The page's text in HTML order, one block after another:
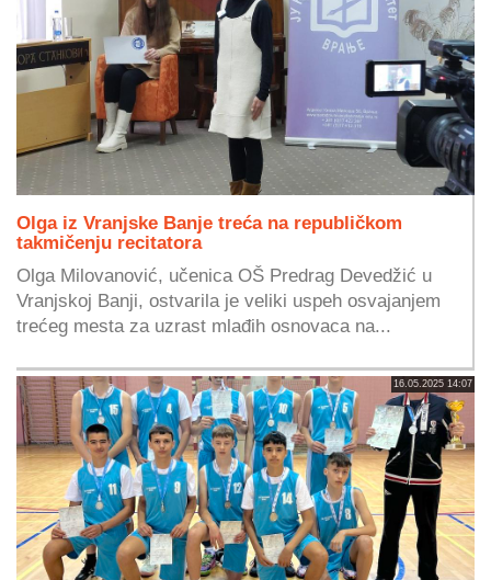
Olga iz Vranjske Banje treća na republičkom
takmičenju recitatora
Olga Milovanović, učenica OŠ Predrag Devedžić u
Vranjskoj Banji, ostvarila je veliki uspeh osvajanjem
trećeg mesta za uzrast mlađih osnovaca na...
16.05.2025 14:07